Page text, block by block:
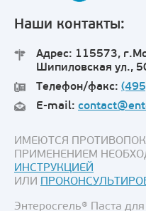
Наши контакты:
Адрес: 115573,
Шипиловская ул.,
Телефон/факс:
E-mail:
ИМЕЮТСЯ
ПРИМЕНЕНИЕМ
ИНСТРУКЦИЕЙ
ИЛИ
Энтеросгель® Паста